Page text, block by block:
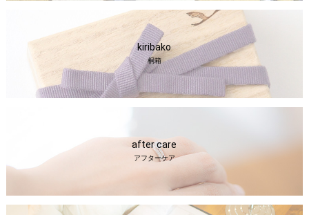
kiribako
桐箱
after care
アフターケア